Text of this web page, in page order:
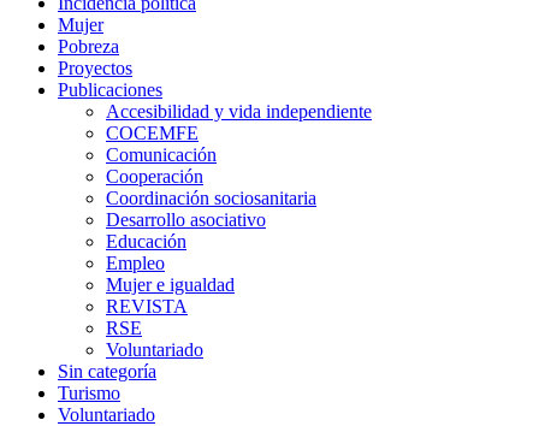
Mujer
Pobreza
Proyectos
Publicaciones
Accesibilidad y vida independiente
COCEMFE
Comunicación
Cooperación
Coordinación sociosanitaria
Desarrollo asociativo
Educación
Empleo
Mujer e igualdad
REVISTA
RSE
Voluntariado
Sin categoría
Turismo
Voluntariado